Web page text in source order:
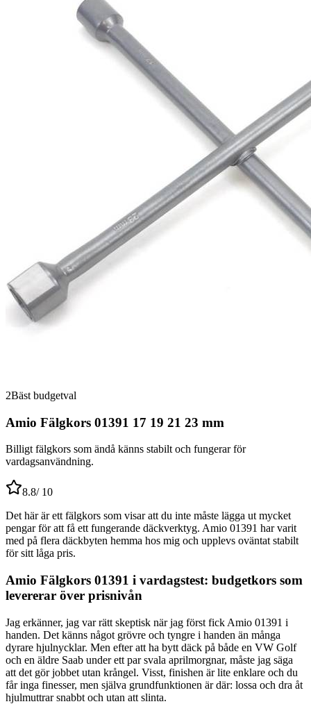
2Bäst budgetval
Amio Fälgkors 01391 17 19 21 23 mm
Billigt fälgkors som ändå känns stabilt och fungerar för
vardagsanvändning.
8.8/ 10
Det här är ett fälgkors som visar att du inte måste lägga ut mycket
pengar för att få ett fungerande däckverktyg. Amio 01391 har varit
med på flera däckbyten hemma hos mig och upplevs oväntat stabilt
för sitt låga pris.
Amio Fälgkors 01391 i vardagstest: budgetkors som
levererar över prisnivån
Jag erkänner, jag var rätt skeptisk när jag först fick Amio 01391 i
handen. Det känns något grövre och tyngre i handen än många
dyrare hjulnycklar. Men efter att ha bytt däck på både en VW Golf
och en äldre Saab under ett par svala aprilmorgnar, måste jag säga
att det gör jobbet utan krångel. Visst, finishen är lite enklare och du
får inga finesser, men själva grundfunktionen är där: lossa och dra åt
hjulmuttrar snabbt och utan att slinta.